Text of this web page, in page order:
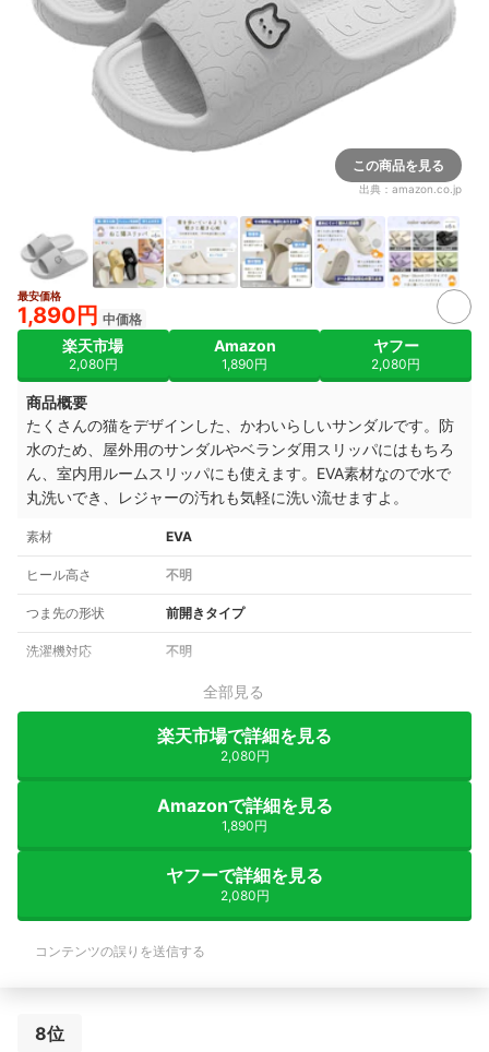
この商品を見る
出典： amazon.co.jp
最安価格
1,890円 中価格
楽天市場
2,080円
Amazon
1,890円
ヤフー
2,080円
商品概要
たくさんの猫をデザインした、かわいらしいサンダルです。防
水のため、屋外用のサンダルやベランダ用スリッパにはもちろ
ん、室内用ルームスリッパにも使えます。EVA素材なので水で
丸洗いでき、レジャーの汚れも気軽に洗い流せますよ。
素材 EVA
ヒール高さ 不明
つま先の形状 前開きタイプ
洗濯機対応 不明
全部見る
楽天市場で詳細を見る
2,080円
Amazonで詳細を見る
1,890円
ヤフーで詳細を見る
2,080円
コンテンツの誤りを送信する
8位